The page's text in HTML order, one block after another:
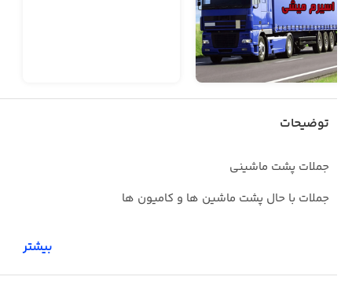
توضیحات
جملات پشت ماشینی
جملات با حال پشت ماشین ها و کامیون ها
بیشتر